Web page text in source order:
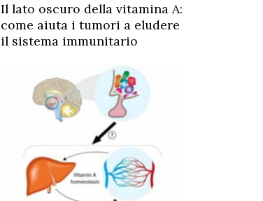
Il lato oscuro della vitamina A:
come aiuta i tumori a eludere
il sistema immunitario